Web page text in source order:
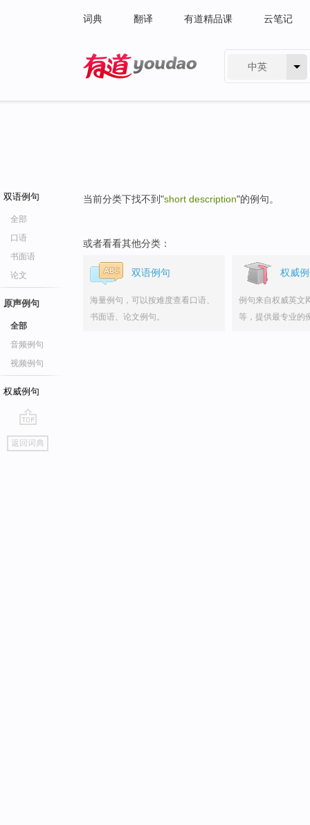
词典 翻译 有道精品课 云笔记
中英
双语例句
全部
口语
书面语
论文
原声例句
全部
音频例句
视频例句
权威例句
go
top
返回词典
当前分类下找不到"short description"的例句。
或者看看其他分类：
双语例句
海量例句，可以按难度查看口语、
书面语、论文例句。
权威
例句来自权威英文
等，提供最专业的